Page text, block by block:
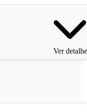
Ver